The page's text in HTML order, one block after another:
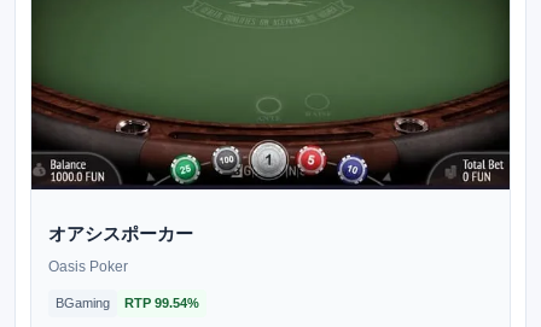
オアシスポーカー
Oasis Poker
BGaming RTP 99.54%